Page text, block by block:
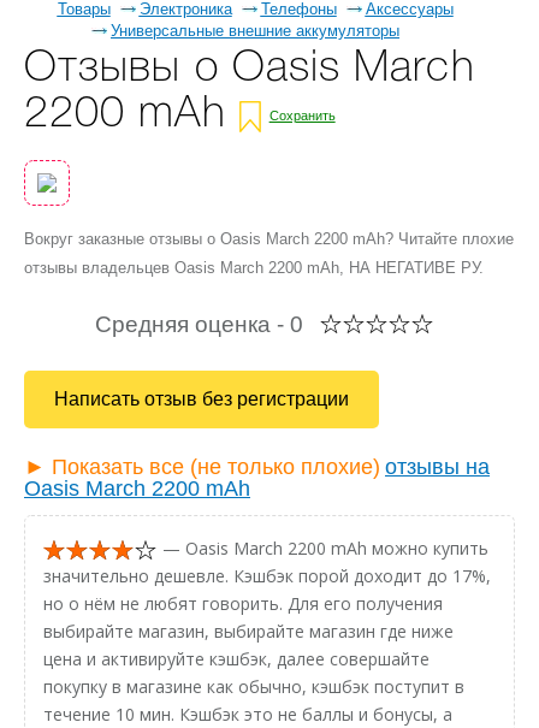
Товары Электроника Телефоны
Аксессуары
Универсальные внешние аккумуляторы
Отзывы о Oasis March
2200 mAh
Сохранить
Вокруг заказные отзывы о Oasis March 2200 mAh? Читайте плохие
отзывы владельцев Oasis March 2200 mAh, НА НЕГАТИВЕ РУ.
Средняя оценка - 0
Написать отзыв без регистрации
► Показать все (не только плохие) отзывы на
Oasis March 2200 mAh
— Oasis March 2200 mAh можно купить
значительно дешевле. Кэшбэк порой доходит до 17%,
но о нём не любят говорить. Для его получения
выбирайте магазин, выбирайте магазин где ниже
цена и активируйте кэшбэк, далее совершайте
покупку в магазине как обычно, кэшбэк поступит в
течение 10 мин. Кэшбэк это не баллы и бонусы, а